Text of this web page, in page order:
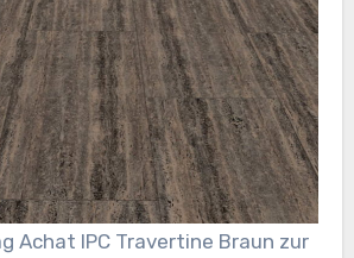
Achat IPC Travertine Braun zur